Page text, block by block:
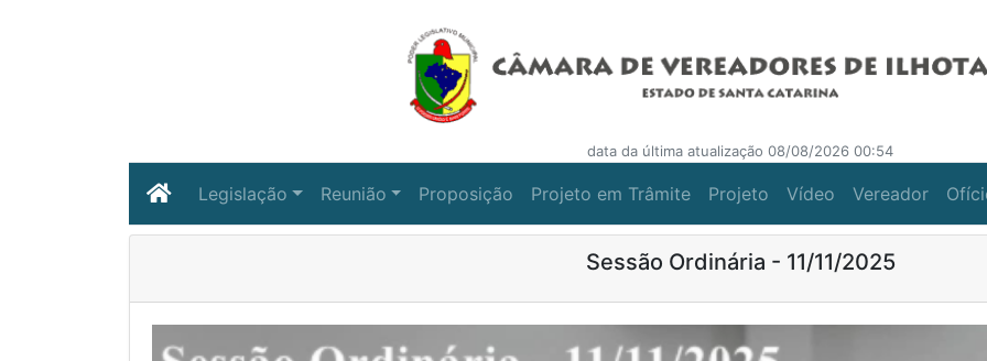
data da última atualização 08/08/2026 00:54
Legislação Reunião Proposição Projeto em Trâmite Projeto Vídeo Vereador
Sessão Ordinária - 11/11/2025